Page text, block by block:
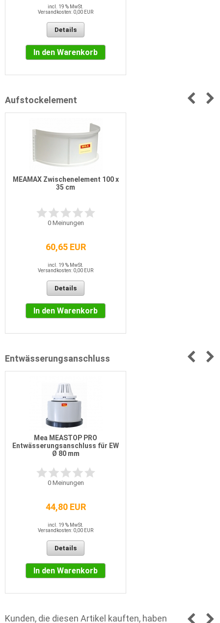
incl. 19 % MwSt.
Versandkosten: 0,00 EUR
Details
In den Warenkorb
Aufstockelement
MEAMAX Zwischenelement 100 x
35 cm
0Meinungen
60,65 EUR
incl. 19 % MwSt.
Versandkosten: 0,00 EUR
Details
In den Warenkorb
Entwässerungsanschluss
Mea MEASTOP PRO
Entwässerungsanschluss für EW
Ø 80 mm
0Meinungen
44,80 EUR
incl. 19 % MwSt.
Versandkosten: 0,00 EUR
Details
In den Warenkorb
Kunden, die diesen Artikel kauften, haben